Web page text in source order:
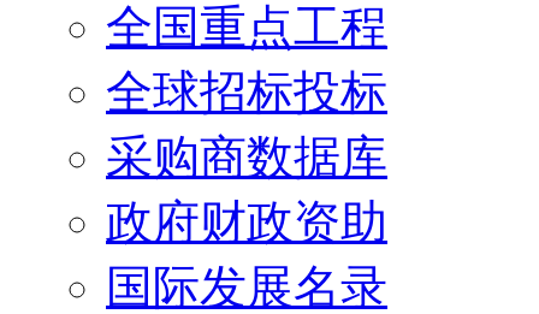
全国重点工程
全球招标投标
采购商数据库
政府财政资助
国际发展名录